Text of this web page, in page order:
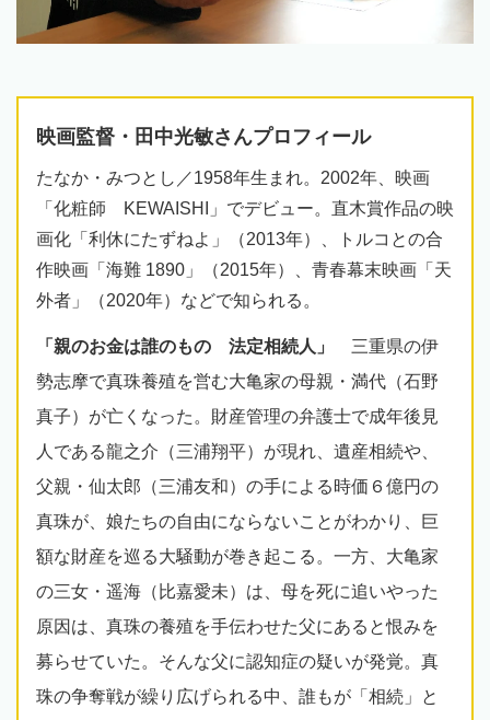
映画監督・田中光敏さんプロフィール
たなか・みつとし／1958年生まれ。2002年、映画
「化粧師 KEWAISHI」でデビュー。直木賞作品の映
画化「利休にたずねよ」（2013年）、トルコとの合
作映画「海難 1890」（2015年）、青春幕末映画「天
外者」（2020年）などで知られる。
「親のお金は誰のもの 法定相続人」 三重県の伊
勢志摩で真珠養殖を営む大亀家の母親・満代（石野
真子）が亡くなった。財産管理の弁護士で成年後見
人である龍之介（三浦翔平）が現れ、遺産相続や、
父親・仙太郎（三浦友和）の手による時価６億円の
真珠が、娘たちの自由にならないことがわかり、巨
額な財産を巡る大騒動が巻き起こる。一方、大亀家
の三女・遥海（比嘉愛未）は、母を死に追いやった
原因は、真珠の養殖を手伝わせた父にあると恨みを
募らせていた。そんな父に認知症の疑いが発覚。真
珠の争奪戦が繰り広げられる中、誰もが「相続」と